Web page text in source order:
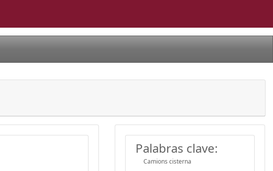
Palabras clave:
Camions cisterna